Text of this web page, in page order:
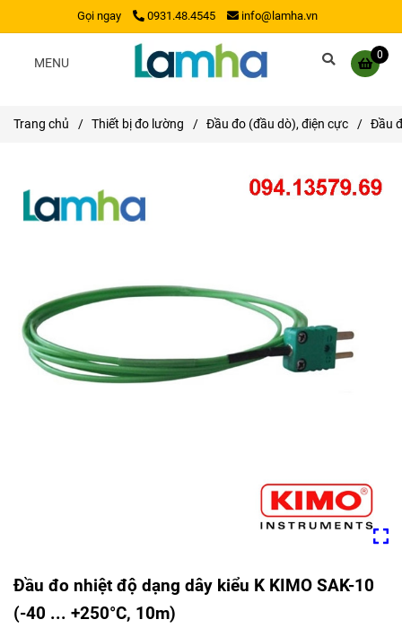
Gọi ngay 0931.48.4545 info@lamha.vn
0
MENU
Trang chủ / Thiết bị đo lường / Đầu đo (đầu dò), điện cực / Đầu
Đầu đo nhiệt độ dạng dây kiểu K KIMO SAK-10
(-40 ... +250°C, 10m)